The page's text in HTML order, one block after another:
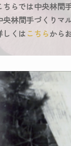
ちらでは中央林間
央林間手づくりマ
しくはこちらから